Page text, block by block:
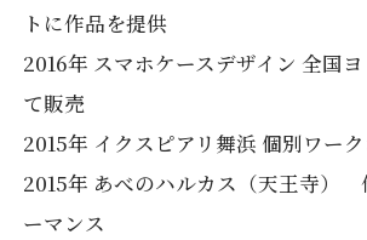
トに作品を提供
2016年 スマホケースデザイン 全国
て販売
2015年 イクスピアリ舞浜 個別ワー
2015年 あべのハルカス（天王寺）
ーマンス